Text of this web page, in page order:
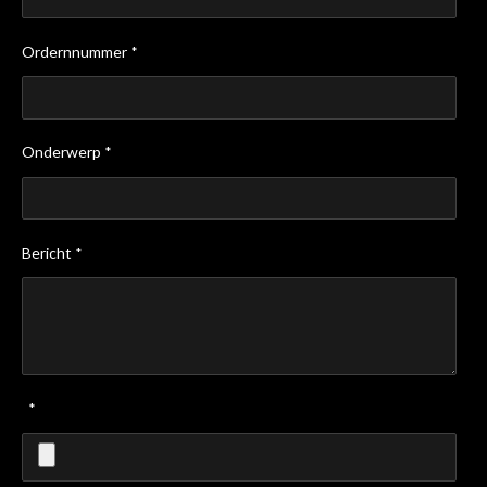
Ordernnummer *
Onderwerp *
Bericht *
*